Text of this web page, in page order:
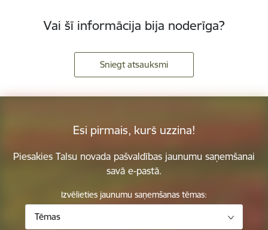
Vai šī informācija bija noderīga?
Sniegt atsauksmi
Esi pirmais, kurš uzzina!
Piesakies Talsu novada pašvaldības jaunumu saņemšanai
savā e-pastā.
Izvēlieties jaunumu saņemšanas tēmas:
Tēmas